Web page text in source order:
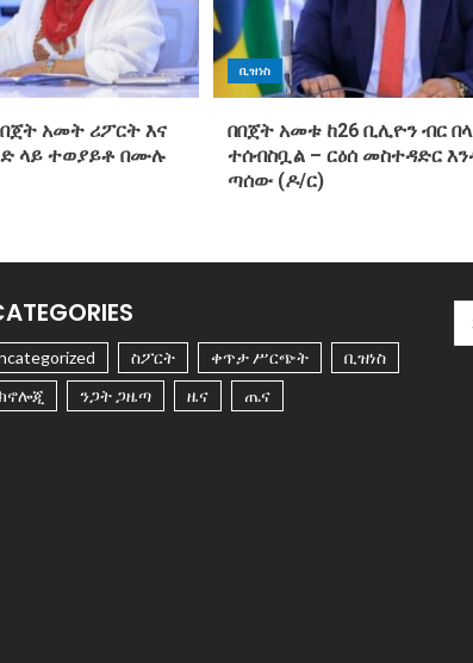
አመት ሪፖርት እና
ላይ ተወያይቶ በሙሉ
ቢዝነስ
በበጀት አመቱ ከ26 ቢሊዮን ብር
ተሰብስቧል – ርዕሰ መስተዳድር
ጣሰው (ዶ/ር)
ስፖርት ቀጥታ ሥርጭት
ቢዝነስ
ንጋት ጋዜጣ ዜና ጤና